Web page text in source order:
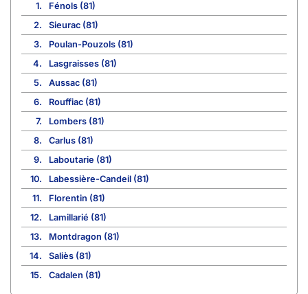
1.
Fénols (81)
2.
Sieurac (81)
3.
Poulan-Pouzols (81)
4.
Lasgraisses (81)
5.
Aussac (81)
6.
Rouffiac (81)
7.
Lombers (81)
8.
Carlus (81)
9.
Laboutarie (81)
10.
Labessière-Candeil (81)
11.
Florentin (81)
12.
Lamillarié (81)
13.
Montdragon (81)
14.
Saliès (81)
15.
Cadalen (81)